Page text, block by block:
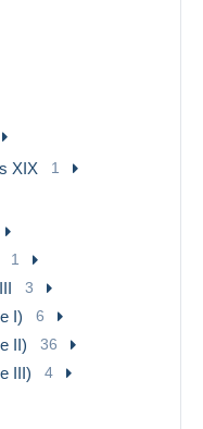
XIX 1
1
3
I) 6
II) 36
III) 4